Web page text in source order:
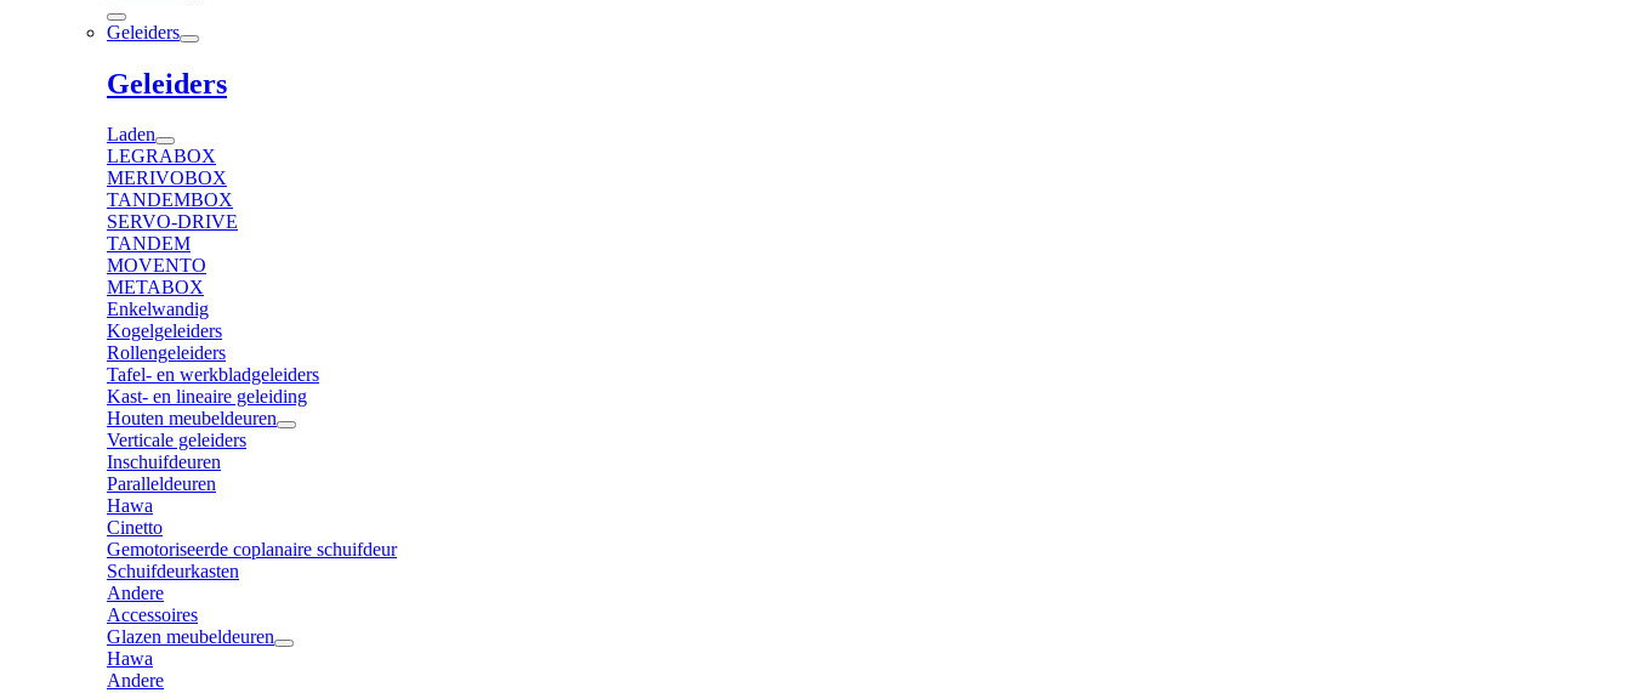
Geleiders
Geleiders
Laden
LEGRABOX
MERIVOBOX
TANDEMBOX
SERVO-DRIVE
TANDEM
MOVENTO
METABOX
Enkelwandig
Kogelgeleiders
Rollengeleiders
Tafel- en werkbladgeleiders
Kast- en lineaire geleiding
Houten meubeldeuren
Verticale geleiders
Inschuifdeuren
Paralleldeuren
Hawa
Cinetto
Gemotoriseerde coplanaire schuifdeur
Schuifdeurkasten
Andere
Accessoires
Glazen meubeldeuren
Hawa
Andere